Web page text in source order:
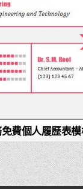
費個人履歷表